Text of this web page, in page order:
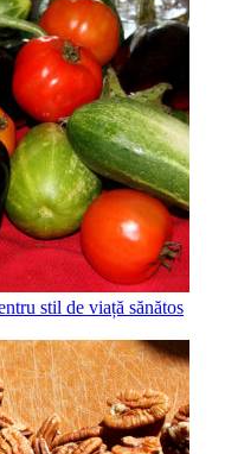
stil de viață sănătos